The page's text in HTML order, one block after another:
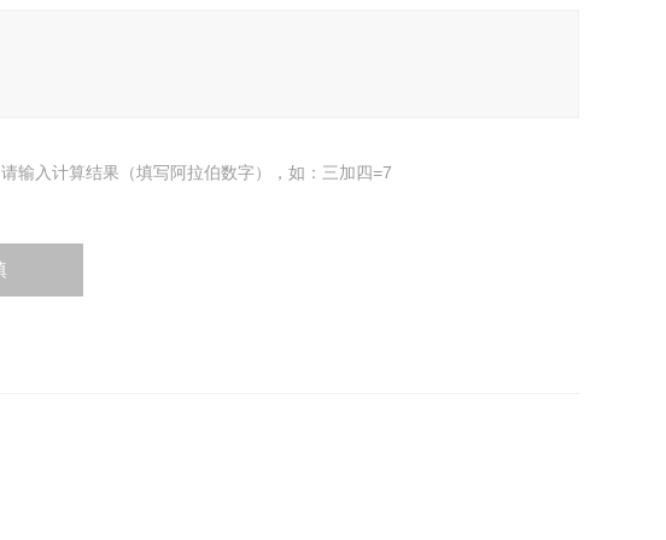
请输入计算结果（填写阿拉伯数字），如：三加四=7